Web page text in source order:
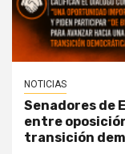
NOTICIAS
Senadores de
entre
transición